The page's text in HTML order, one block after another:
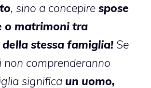
, sino a concepire spose
o matrimoni tra
stessa famiglia! Se
non comprenderanno
significa un uomo,